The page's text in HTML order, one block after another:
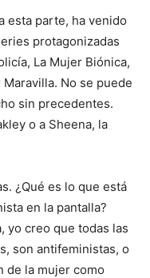
esta parte, ha venido
protagonizadas
La Mujer Biónica,
No se puede
sin precedentes.
o a Sheena, la
¿Qué es lo que está
en la pantalla?
yo creo que todas las
son antifeministas, o
de la mujer como